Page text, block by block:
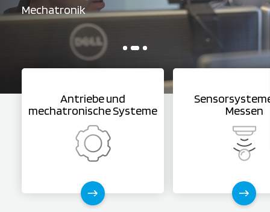
Mechatronik
Mechatronik
Mechatronik
Antriebe und
mechatronische Systeme
Messen